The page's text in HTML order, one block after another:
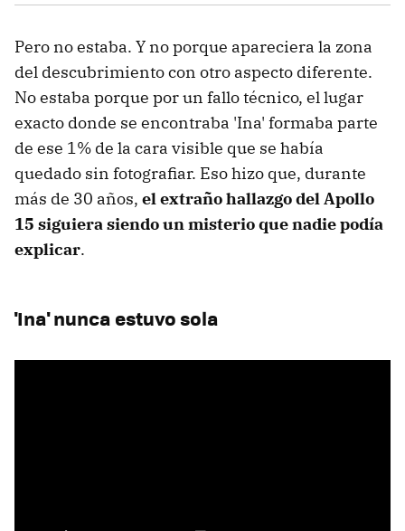
Pero no estaba. Y no porque apareciera la zona
del descubrimiento con otro aspecto diferente.
No estaba porque por un fallo técnico, el lugar
exacto donde se encontraba 'Ina' formaba parte
de ese 1% de la cara visible que se había
quedado sin fotografiar. Eso hizo que, durante
más de 30 años, el extraño hallazgo del Apollo
15 siguiera siendo un misterio que nadie podía
explicar.
'Ina' nunca estuvo sola